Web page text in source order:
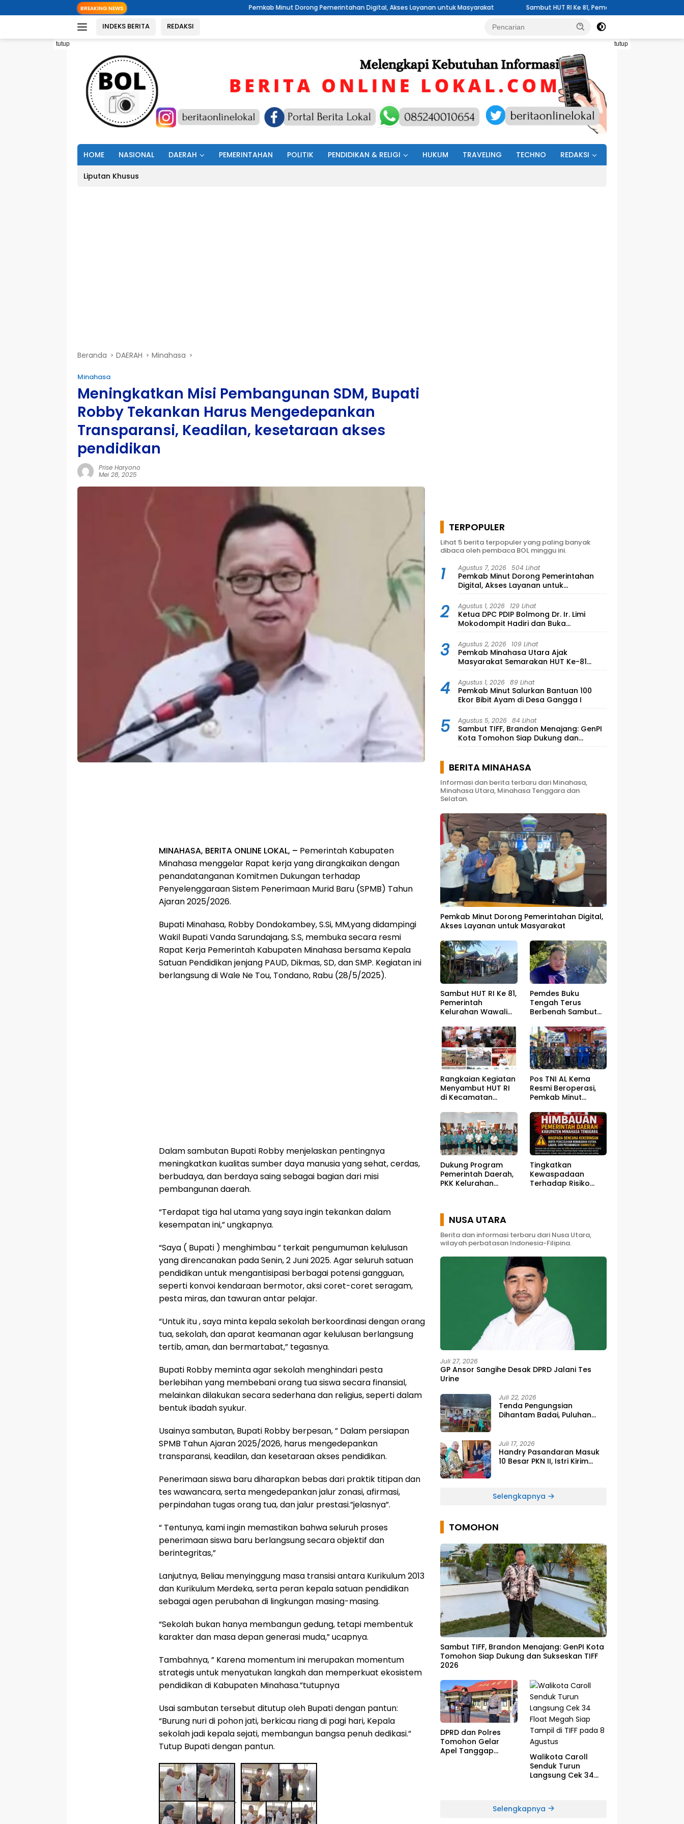
ke
BREAKING NEWS Pemkab Minut Dorong Pemerintahan Digital, Akses Layanan untuk Masyarakat Sambut HUT RI Ke 81, Pemerintah Kelurahan Wawali Mengelar Jumat
INDEKS BERITA REDAKSI
tutup tutup
HOME NASIONAL DAERAH PEMERINTAHAN POLITIK PENDIDIKAN & RELIGI HUKUM TRAVELING TECHNO REDAKSI
Liputan Khusus
Beranda DAERAH Minahasa
Minahasa
Meningkatkan Misi Pembangunan SDM, Bupati
Robby Tekankan Harus Mengedepankan
Transparansi, Keadilan, kesetaraan akses
pendidikan
Prise Haryono
Mei 28, 2025
MINAHASA, BERITA ONLINE LOKAL, – Pemerintah Kabupaten
Minahasa menggelar Rapat kerja yang dirangkaikan dengan
penandatanganan Komitmen Dukungan terhadap
Penyelenggaraan Sistem Penerimaan Murid Baru (SPMB) Tahun
Ajaran 2025/2026.
Bupati Minahasa, Robby Dondokambey, S.Si, MM,yang didampingi
Wakil Bupati Vanda Sarundajang, S.S, membuka secara resmi
Rapat Kerja Pemerintah Kabupaten Minahasa bersama Kepala
Satuan Pendidikan jenjang PAUD, Dikmas, SD, dan SMP. Kegiatan ini
berlangsung di Wale Ne Tou, Tondano, Rabu (28/5/2025).
Dalam sambutan Bupati Robby menjelaskan pentingnya
meningkatkan kualitas sumber daya manusia yang sehat, cerdas,
berbudaya, dan berdaya saing sebagai bagian dari misi
pembangunan daerah.
“Terdapat tiga hal utama yang saya ingin tekankan dalam
kesempatan ini,” ungkapnya.
“Saya ( Bupati ) menghimbau ” terkait pengumuman kelulusan
yang direncanakan pada Senin, 2 Juni 2025. Agar seluruh satuan
pendidikan untuk mengantisipasi berbagai potensi gangguan,
seperti konvoi kendaraan bermotor, aksi coret-coret seragam,
pesta miras, dan tawuran antar pelajar.
“Untuk itu , saya minta kepala sekolah berkoordinasi dengan orang
tua, sekolah, dan aparat keamanan agar kelulusan berlangsung
tertib, aman, dan bermartabat,” tegasnya.
Bupati Robby meminta agar sekolah menghindari pesta
berlebihan yang membebani orang tua siswa secara finansial,
melainkan dilakukan secara sederhana dan religius, seperti dalam
bentuk ibadah syukur.
Usainya sambutan, Bupati Robby berpesan, ” Dalam persiapan
SPMB Tahun Ajaran 2025/2026, harus mengedepankan
transparansi, keadilan, dan kesetaraan akses pendidikan.
Penerimaan siswa baru diharapkan bebas dari praktik titipan dan
tes wawancara, serta mengedepankan jalur zonasi, afirmasi,
perpindahan tugas orang tua, dan jalur prestasi.”jelasnya”.
“ Tentunya, kami ingin memastikan bahwa seluruh proses
penerimaan siswa baru berlangsung secara objektif dan
berintegritas,”
Lanjutnya, Beliau menyinggung masa transisi antara Kurikulum 2013
dan Kurikulum Merdeka, serta peran kepala satuan pendidikan
sebagai agen perubahan di lingkungan masing-masing.
“Sekolah bukan hanya membangun gedung, tetapi membentuk
karakter dan masa depan generasi muda,” ucapnya.
Tambahnya, ” Karena momentum ini merupakan momentum
strategis untuk menyatukan langkah dan memperkuat ekosistem
pendidikan di Kabupaten Minahasa.”tutupnya
Usai sambutan tersebut ditutup oleh Bupati dengan pantun:
“Burung nuri di pohon jati, berkicau riang di pagi hari, Kepala
sekolah jadi kepala sejati, membangun bangsa penuh dedikasi.”
Tutup Bupati dengan pantun.
.
TERPOPULER
Lihat 5 berita terpopuler yang paling banyak
dibaca oleh pembaca BOL minggu ini.
1 Agustus 7, 2026 504 Lihat
Pemkab Minut Dorong Pemerintahan
Digital, Akses Layanan untuk
Masyarakat
2 Agustus 1, 2026 129 Lihat
Ketua DPC PDIP Bolmong Dr. Ir. Limi
Mokodompit Hadiri dan Buka
Musyawarah Ranting Se-Kecamatan
Lolayan
3 Agustus 2, 2026 109 Lihat
Pemkab Minahasa Utara Ajak
Masyarakat Semarakan HUT Ke-81
Kemerdekaan RI
4 Agustus 1, 2026 89 Lihat
Pemkab Minut Salurkan Bantuan 100
Ekor Bibit Ayam di Desa Gangga I
5 Agustus 5, 2026 84 Lihat
Sambut TIFF, Brandon Menajang: ​GenPI
Kota Tomohon Siap Dukung dan
Sukseskan TIFF 2026
BERITA MINAHASA
Informasi dan berita terbaru dari Minahasa,
Minahasa Utara, Minahasa Tenggara dan
Selatan.
Pemkab Minut Dorong Pemerintahan Digital,
Akses Layanan untuk Masyarakat
Sambut HUT RI Ke 81,
Pemerintah
Kelurahan Wawali
Bersih
Pemdes Buku
Tengah Terus
Berbenah Sambut
Rangkaian Kegiatan
Menyambut HUT RI
di Kecamatan
Buka
Pos TNI AL Kema
Resmi Beroperasi,
Pemkab Minut
Perlindungan
Nelayan Meningkat
Dukung Program
Pemerintah Daerah,
PKK Kelurahan
Pemberdayaan
Masyarakat
Tingkatkan
Kewaspadaan
Terhadap Risiko
NUSA UTARA
Berita dan informasi terbaru dari Nusa Utara,
wilayah perbatasan Indonesia-Filipina.
Juli 27, 2026
GP Ansor Sangihe Desak DPRD Jalani Tes
Urine
Juli 22, 2026
Tenda Pengungsian
Dihantam Badai, Puluhan
Juli 17, 2026
Handry Pasandaran Masuk
10 Besar PKN II, Istri Kirim
Selengkapnya
TOMOHON
Sambut TIFF, Brandon Menajang: ​GenPI Kota
Tomohon Siap Dukung dan Sukseskan TIFF
2026
DPRD dan Polres
Tomohon Gelar
Apel Tanggap
Walikota Caroll
Senduk Turun
Langsung Cek 34
Selengkapnya